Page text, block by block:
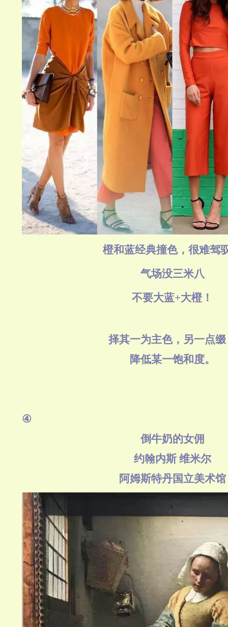
橙和蓝经典撞色，很难驾
气场没三米八
不要大蓝+大橙！
择其一为主色，另一点缀
降低某一饱和度。
④
倒牛奶的女佣
约翰内斯 维米尔
阿姆斯特丹国立美术馆